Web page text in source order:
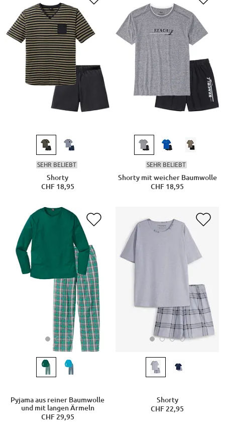
SEHR BELIEBT
Shorty
CHF 18,95
SEHR BELIEBT
Shorty mit weicher Baumwolle
CHF 18,95
Pyjama aus reiner Baumwolle
und mit langen Ärmeln
CHF 29,95
Shorty
CHF 22,95